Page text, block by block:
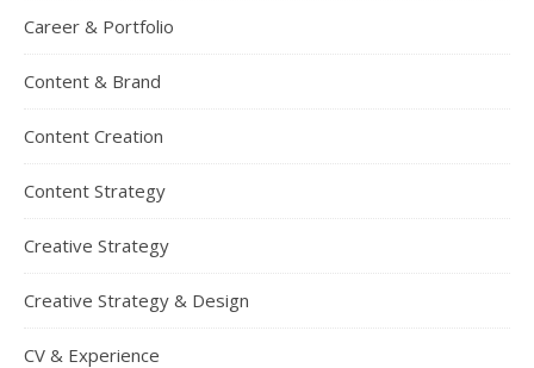
Career & Portfolio
Content & Brand
Content Creation
Content Strategy
Creative Strategy
Creative Strategy & Design
CV & Experience